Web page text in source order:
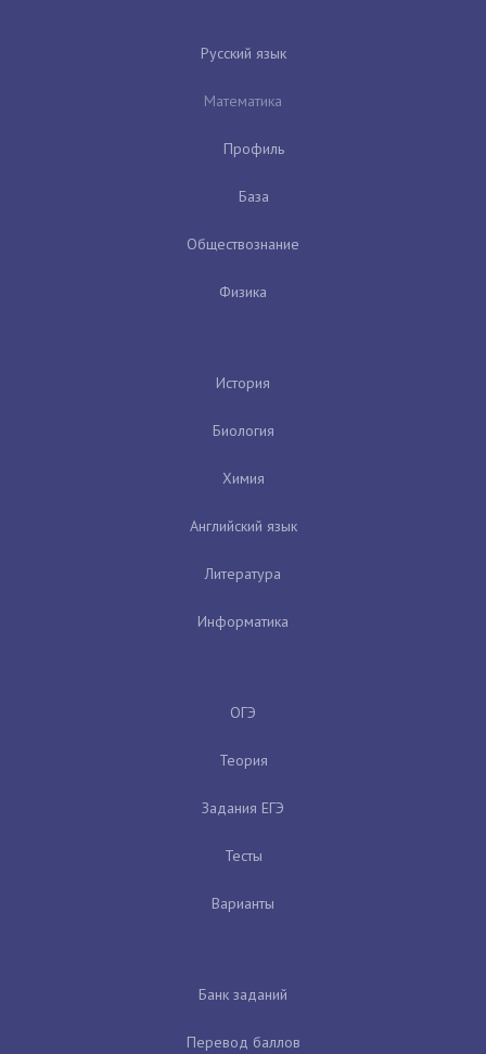
Русский язык
Математика
Профиль
База
Обществознание
Физика
История
Биология
Химия
Английский язык
Литература
Информатика
ОГЭ
Теория
Задания ЕГЭ
Тесты
Варианты
Банк заданий
Перевод баллов